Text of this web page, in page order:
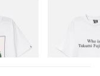
X Initial
Billionaire
D Cotton T-